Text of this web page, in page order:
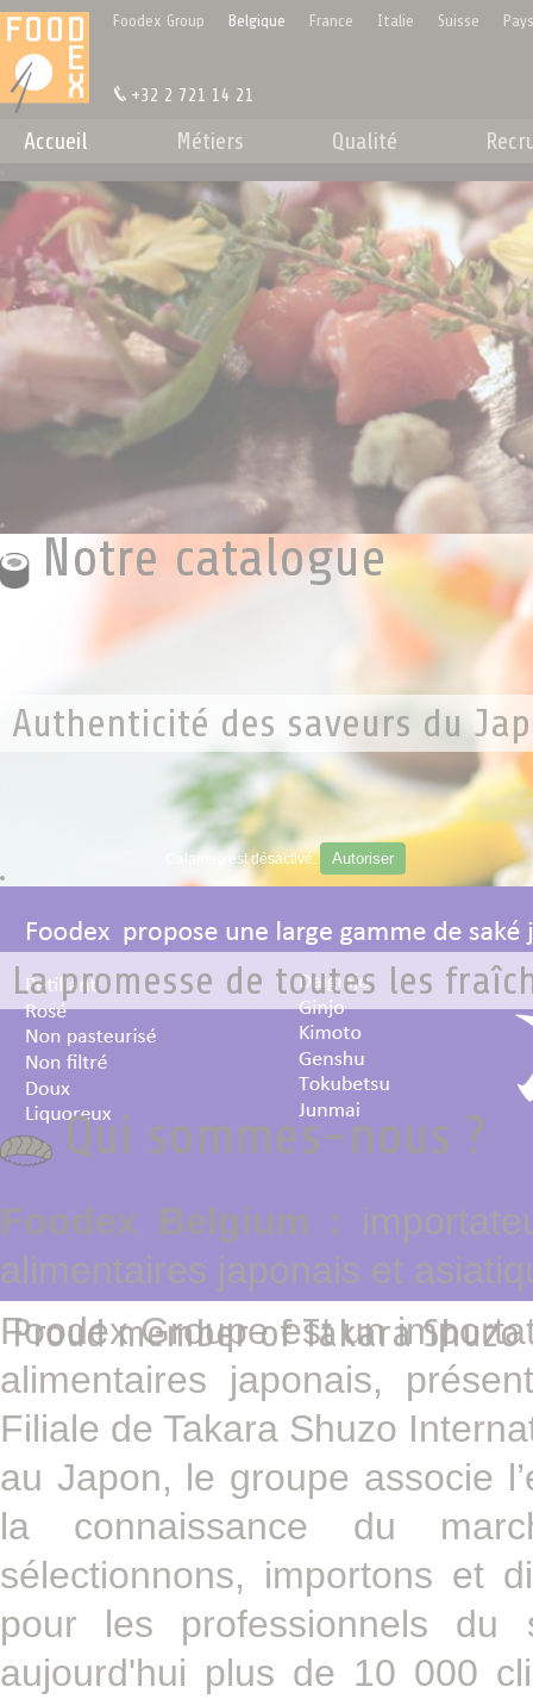
Foodex Group Belgique France Italie Suisse
+32 2 721 14 21
Accueil Métiers Qualité
Authenticité des saveurs du
La promesse de toutes les
Proud member of Takara
Notre catalogue
Calameo est désactivé. Autoriser
Qui sommes-nous ?
Foodex Belgium :
alimentaires japonais et
Foodex Groupe est un
alimentaires japonais,
Filiale de Takara Shuzo
au Japon, le groupe associe
la connaissance du
sélectionnons, importons et
pour les professionnels du
aujourd'hui plus de 10 000
Panneau de gestion des cookies